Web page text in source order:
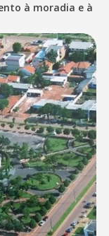
à moradia e à